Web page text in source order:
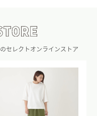
セレクトオンラインストア